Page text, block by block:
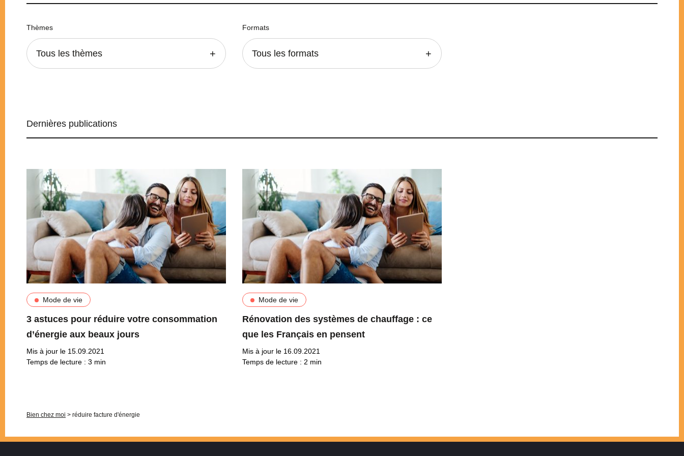
Thèmes
Tous les thèmes
Formats
Tous les formats
Dernières publications
Mode de vie
3 astuces pour réduire votre consommation
d’énergie aux beaux jours
Mis à jour le 15.09.2021
Temps de lecture : 3 min
Mode de vie
Rénovation des systèmes de chauffage : ce
que les Français en pensent
Mis à jour le 16.09.2021
Temps de lecture : 2 min
Bien chez moi > réduire facture d'énergie